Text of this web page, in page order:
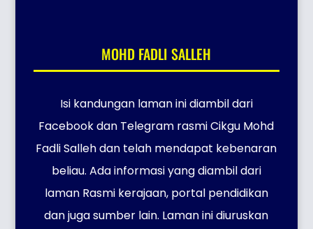
MOHD FADLI SALLEH
Isi kandungan laman ini diambil dari
Facebook dan Telegram rasmi Cikgu Mohd
Fadli Salleh dan telah mendapat kebenaran
beliau. Ada informasi yang diambil dari
laman Rasmi kerajaan, portal pendidikan
dan juga sumber lain. Laman ini diuruskan